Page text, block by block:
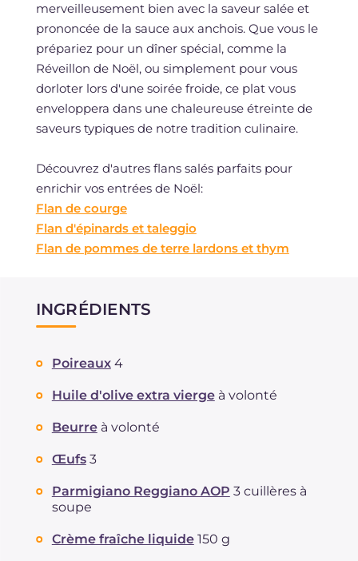
merveilleusement bien avec la saveur salée et
prononcée de la sauce aux anchois. Que vous le
prépariez pour un dîner spécial, comme la
Réveillon de Noël, ou simplement pour vous
dorloter lors d'une soirée froide, ce plat vous
enveloppera dans une chaleureuse étreinte de
saveurs typiques de notre tradition culinaire.
Découvrez d'autres flans salés parfaits pour
enrichir vos entrées de Noël:
Flan de courge
Flan d'épinards et taleggio
Flan de pommes de terre lardons et thym
INGRÉDIENTS
Poireaux 4
Huile d'olive extra vierge à volonté
Beurre à volonté
Œufs 3
Parmigiano Reggiano AOP 3 cuillères à
soupe
Crème fraîche liquide 150 g